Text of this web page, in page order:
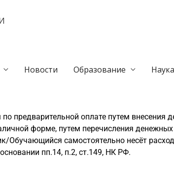
Новости Образование Наука
предварительной оплате путем внесения
форме, путем перечисления денежных
Обучающийся самостоятельно несёт
пп.14, п.2, ст.149, НК РФ.